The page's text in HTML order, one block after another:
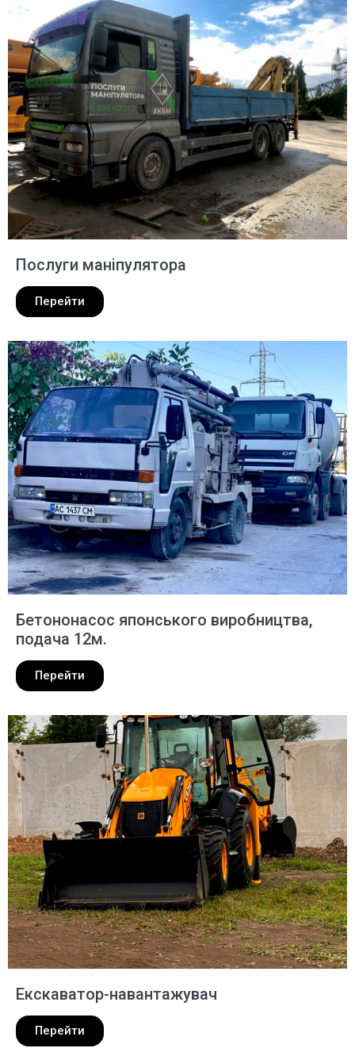
Послуги маніпулятора
Перейти
Бетононасос японського виробництва,
подача 12м.
Перейти
Екскаватор-навантажувач
Перейти